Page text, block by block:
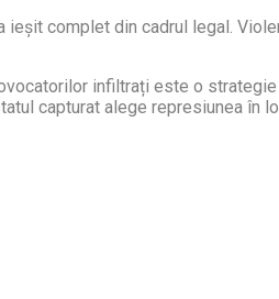
ieșit complet din cadrul legal.
infiltrați este o
capturat alege represiunea în